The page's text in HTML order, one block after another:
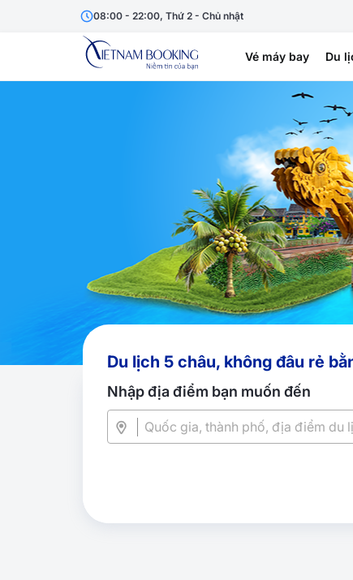
08:00 - 22:00, Thứ 2 - Chủ nhật
Vé máy bay Du
Du lịch 5 châu, không đâu rẻ
Nhập địa điểm bạn muốn đến